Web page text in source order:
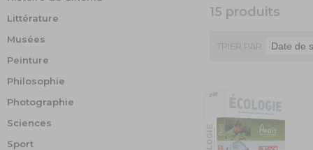
Littérature
Musées
Peinture
Philosophie
Photographie
Sciences
Sport
15 produits
TRIER PAR